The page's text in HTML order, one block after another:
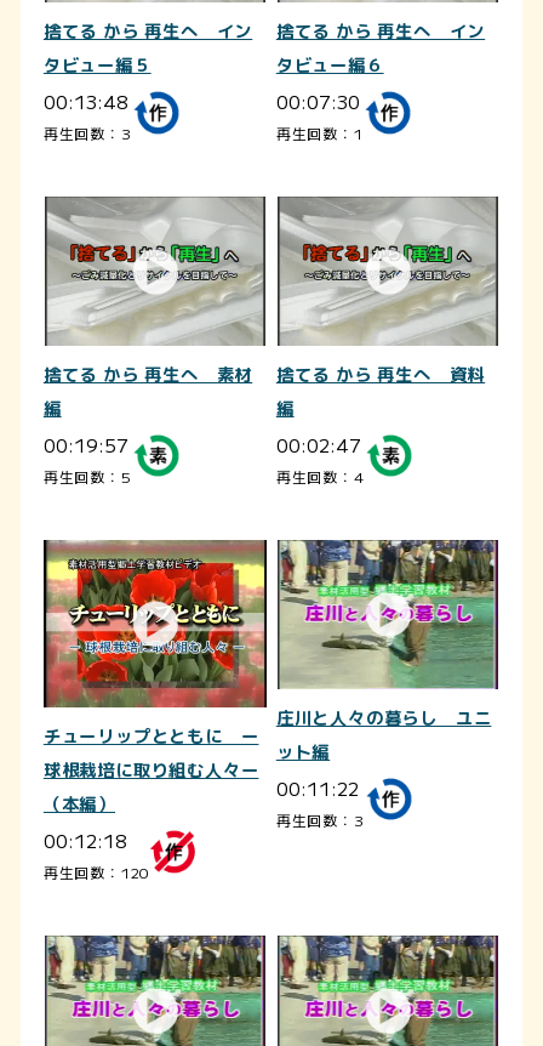
捨てる から 再生へ イン
タビュー編５
00:13:48
再生回数：3
捨てる から 再生へ イン
タビュー編６
00:07:30
再生回数：1
捨てる から 再生へ 素材
編
00:19:57
再生回数：5
捨てる から 再生へ 資料
編
00:02:47
再生回数：4
チューリップとともに ー
球根栽培に取り組む人々ー
（本編）
00:12:18
再生回数：120
庄川と人々の暮らし ユニ
ット編
00:11:22
再生回数：3